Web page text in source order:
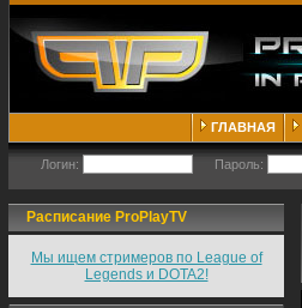
ГЛАВНАЯ
Логин: Пароль:
Расписание ProPlayTV
Мы ищем стримеров по League of
Legends и DOTA2!